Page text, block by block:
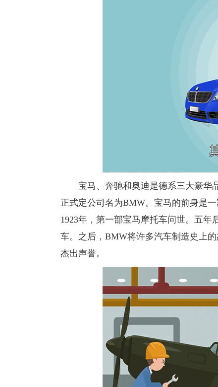
宝马、奔驰和奥迪是德系三大豪华品
正式定公司名为BMW。宝马的前身是
1923年，第一部宝马摩托车问世。五
车。之后，BMW将许多汽车制造史上
杰出声誉。